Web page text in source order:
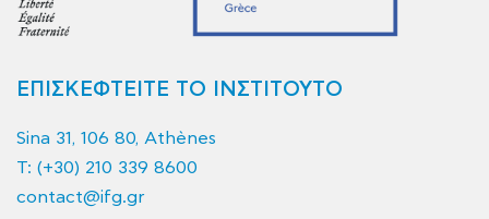
ΕΠΙΣΚΕΦΤΕΙΤΕ ΤΟ ΙΝΣΤΙΤΟΥΤΟ
Sina 31, 106 80, Athènes
T: (+30) 210 339 8600
contact@ifg.gr